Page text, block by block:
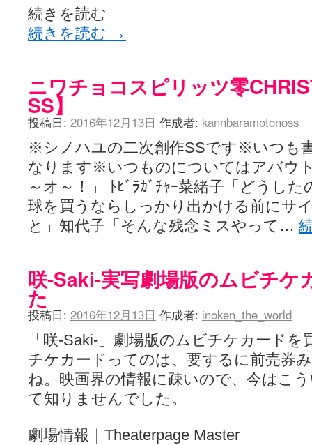
続きを読む
続きを読む →
ニワチョコスピリッツ零
SS】
投稿日: 2016年12月13日 作成者: kannbaramotonoss
※シノハユの二次創作SSです※いつも
なります※いつものについてはアバウ
～オ～！」 ﾄﾋﾞﾗｶﾞﾁｬｰ菜緒子「どうし
球を買うならしっかり出かける前にサ
と」知代子「そんな残念ミスやって…
咲-Saki-実写劇場版のムビチケ
た
投稿日: 2016年12月13日 作成者: inoken_the_world
「咲-Saki-」劇場版のムビチケカード
チケカードってのは、要するに前売券
ね。映画界の情報に疎いので、今はこ
て知りませんでした。
劇場情報｜Theaterpage Master